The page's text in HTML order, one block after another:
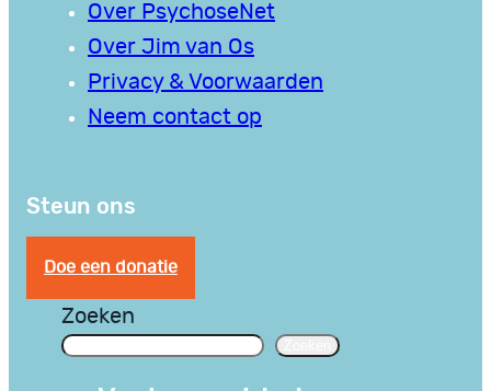
Over PsychoseNet
Over Jim van Os
Privacy & Voorwaarden
Neem contact op
Steun ons
Doe een donatie
Zoeken